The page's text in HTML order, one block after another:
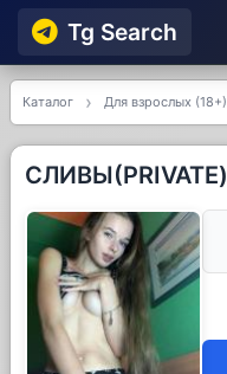
Tg Searсh
Каталог Для взрослых (18+)
СЛИВЫ(PRIVATE)